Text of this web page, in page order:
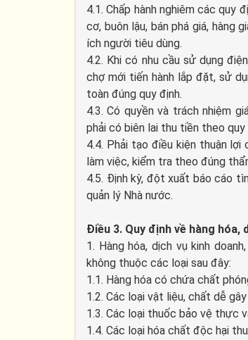
4.1. Chấp hành nghiêm các quy
cơ, buôn lậu, bán phá giá, hàng
ích người tiêu dùng.
4.2. Khi có nhu cầu sử dụng
chợ mới tiến hành lắp đặt, sử
toàn đúng quy định.
4.3. Có quyền và trách nhiệm
phải có biên lai thu tiền theo quy
4.4. Phải tạo điều kiện thuận lợi
làm việc, kiểm tra theo đúng
4.5. Định kỳ, đột xuất báo cáo
quản lý Nhà nước.
Điều 3. Quy định về hàng hóa,
1. Hàng hóa, dịch vụ kinh
không thuộc các loại sau đây:
1.1. Hàng hóa có chứa chất
1.2. Các loại vật liệu, chất dễ
1.3. Các loại thuốc bảo vệ thực
1.4. Các loại hóa chất độc hại